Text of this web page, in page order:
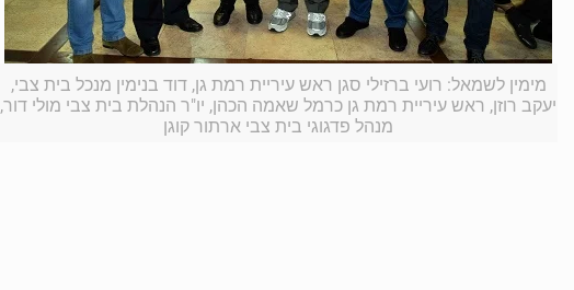
מימין לשמאל: רועי ברזילי סגן ראש עיריית רמת גן, דוד בנימין מנכל בית צבי,
יעקב רוזן, ראש עיריית רמת גן כרמל שאמה הכהן, יו"ר הנהלת בית צבי מולי דור,
מנהל פדגוגי בית צבי ארתור קוגן